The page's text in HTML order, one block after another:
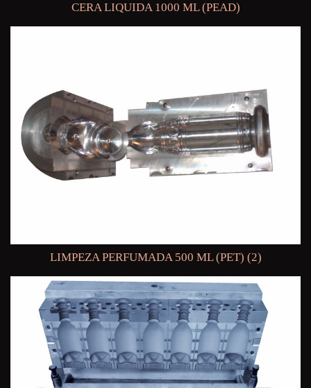
CERA LIQUIDA 1000 ML (PEAD)
LIMPEZA PERFUMADA 500 ML (PET) (2)